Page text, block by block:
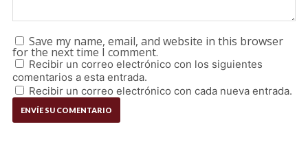
Save my name, email, and website in this browser
for the next time I comment.
Recibir un correo electrónico con los siguientes
comentarios a esta entrada.
Recibir un correo electrónico con cada nueva entrada.